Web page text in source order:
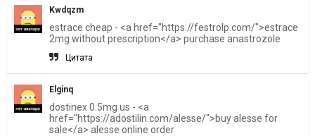
Kwdqzm
estrace cheap - <a href="https://festrolp.com/">estrace
2mg without prescription</a> purchase anastrozole
Цитата
Elginq
dostinex 0.5mg us - <a
href="https://adostilin.com/alesse/">buy alesse for
sale</a> alesse online order